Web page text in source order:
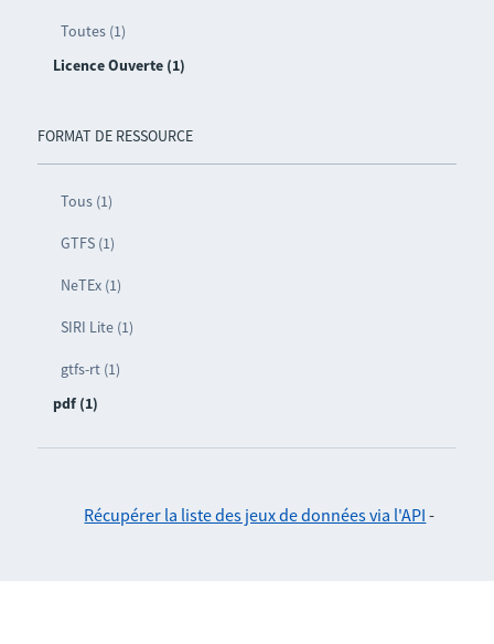
Toutes (1)
Licence Ouverte (1)
FORMAT DE RESSOURCE
Tous (1)
GTFS (1)
NeTEx (1)
SIRI Lite (1)
gtfs-rt (1)
pdf (1)
Récupérer la liste des jeux de données via l'API -